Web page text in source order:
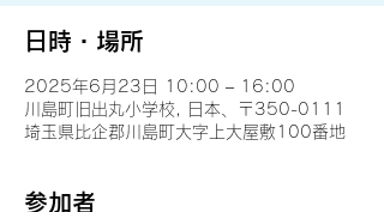
日時・場所
2025年6月23日 10:00 – 16:00
川島町旧出丸小学校, 日本、〒350-0111
埼玉県比企郡川島町大字上大屋敷100番地
参加者